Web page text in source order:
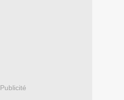
Publicité